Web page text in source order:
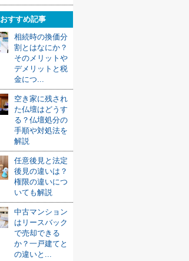
おすすめ記事
相続時の換価分
割とはなにか？
そのメリットや
デメリットと税
金につ...
空き家に残され
た仏壇はどうす
る？仏壇処分の
手順や対処法を
解説
任意後見と法定
後見の違いは？
権限の違いにつ
いても解説
中古マンション
はリースバック
で売却できる
か？一戸建てと
の違いと...